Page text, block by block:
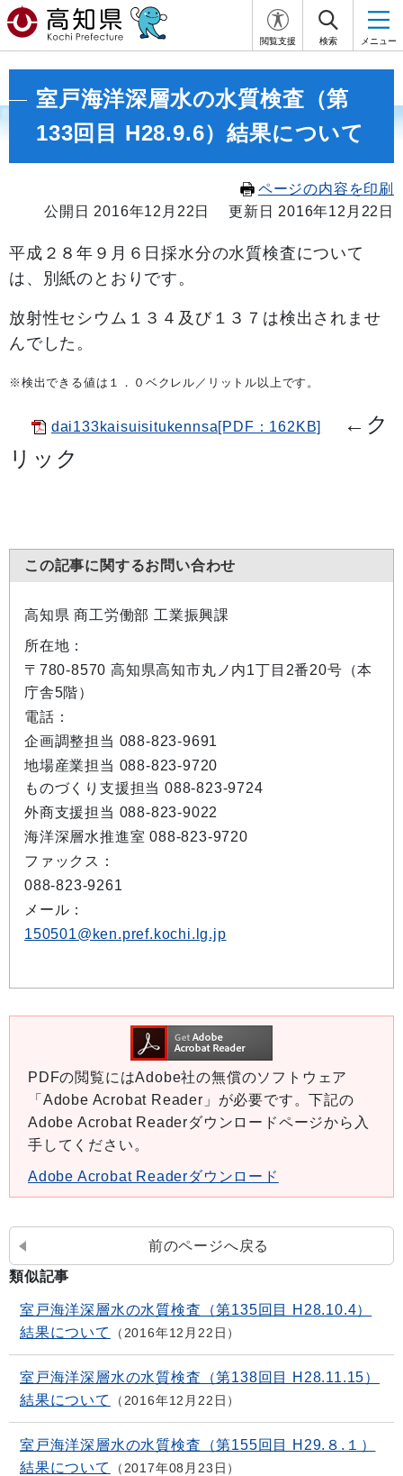
閲覧支援 検索 メニュー
室戸海洋深層水の水質検査（第
133回目 H28.9.6）結果について
ページの内容を印刷
公開日 2016年12月22日
更新日 2016年12月22日
平成２８年９ 月６ 日採水分の水質検査について
は、別紙のとおりです。
放射性セシウム１３４及び１３７は検出されませ
んでした。
※検出できる値は１．０ベクレル／リットル以上です。
dai133kaisuisitukennsa[PDF：162KB] ← ク
リック
この記事に関するお問い合わせ
高知県 商工労働部 工業振興課
所在地：
〒780-8570 高知県高知市丸ノ内1丁目2番20号（本
庁舎5階）
電話：
企画調整担当 088-823-9691
地場産業担当 088-823-9720
ものづくり支援担当 088-823-9724
外商支援担当 088-823-9022
海洋深層水推進室 088-823-9720
ファックス：
088-823-9261
メール：
150501@ken.pref.kochi.lg.jp
PDFの閲覧にはAdobe社の無償のソフトウェア
「Adobe Acrobat Reader」が必要です。下記の
Adobe Acrobat Readerダウンロードページから入
手してください。
Adobe Acrobat Readerダウンロード
前のページへ戻る
類似記事
室戸海洋深層水の水質検査（第135回目 H28.10.4）
結果について
2016年12月22日
室戸海洋深層水の水質検査（第138回目 H28.11.15）
結果について
2016年12月22日
室戸海洋深層水の水質検査（第155回目 H29.８.１）
結果について
2017年08月23日